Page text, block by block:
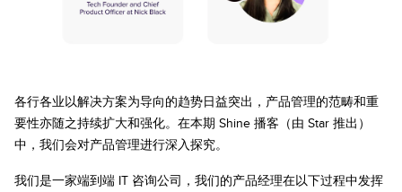
各行各业以解决方案为导向的趋势日益突出，产品管理的范畴和重
要性亦随之持续扩大和强化。在本期 Shine 播客（由 Star 推出）
中，我们会对产品管理进行深入探究。
我们是一家端到端 IT 咨询公司，我们的产品经理在以下过程中发挥